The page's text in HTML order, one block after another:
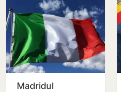
Madridul